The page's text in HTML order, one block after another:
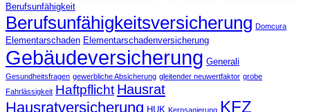
Berufsunfähigkeit
Berufsunfähigkeitsversicherung Domcura
Elementarschaden Elementarschadenversicherung
Gebäudeversicherung Generali
Gesundheitsfragen gewerbliche Absicherung gleitender neuwertfaktor grobe
Fahrlässigkeit Haftpflicht Hausrat
Hausratversicherung HUK Kernsanierung KFZ